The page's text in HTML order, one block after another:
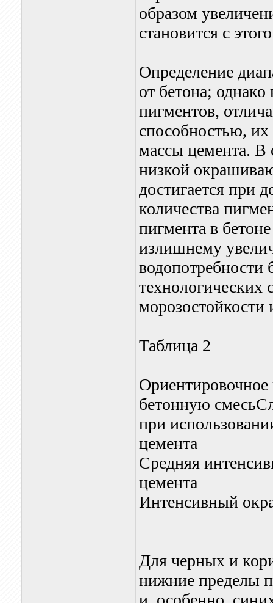
образом
становится с
Определение
от бетона;
пигментов,
способностью,
массы цемента. В
низкой
достигается при
количества
пигмента в
излишнему
технологических
морозостойкости
Таблица 2
Ориентировочное
бетонную
при
цемента
Средняя
цемента
Интенсивный
Для черных и
нижние пределы